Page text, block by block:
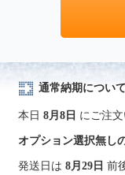
通常納期について
本日 8月8日 にご注文
オプション選択無し
発送日は 8月29日 前